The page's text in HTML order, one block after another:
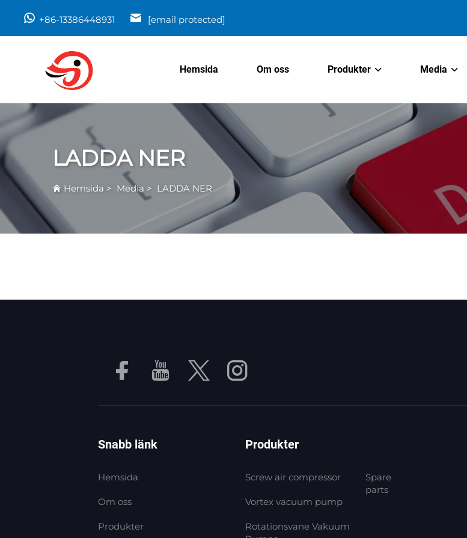
+86-13386448931 [email protected]
Hemsida Om oss Produkter Media
LADDA NER
Hemsida > Media > LADDA NER
Snabb länk
Hemsida
Om oss
Produkter
Produkter
Screw air compressor
Vortex vacuum pump
Rotationsvane Vakuum
Spare
parts